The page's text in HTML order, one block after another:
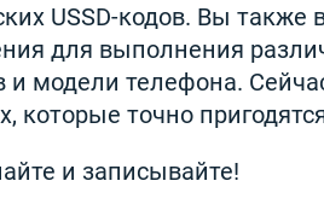
USSD-кодов. Вы также
для выполнения
и модели телефона.
которые точно
и записывайте!